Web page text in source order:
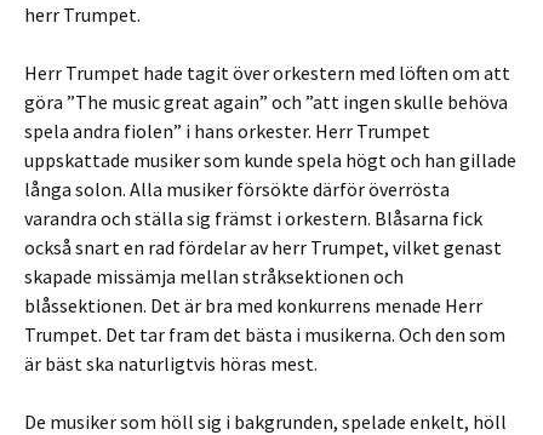
herr Trumpet.
Herr Trumpet hade tagit över orkestern med löften om att
göra ”The music great again” och ”att ingen skulle behöva
spela andra fiolen” i hans orkester. Herr Trumpet
uppskattade musiker som kunde spela högt och han gillade
långa solon. Alla musiker försökte därför överrösta
varandra och ställa sig främst i orkestern. Blåsarna fick
också snart en rad fördelar av herr Trumpet, vilket genast
skapade missämja mellan stråksektionen och
blåssektionen. Det är bra med konkurrens menade Herr
Trumpet. Det tar fram det bästa i musikerna. Och den som
är bäst ska naturligtvis höras mest.
De musiker som höll sig i bakgrunden, spelade enkelt, höll